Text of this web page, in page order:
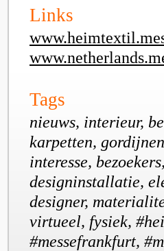
Links
Tags
nieuws, interieur,
karpetten,
interesse,
designinstallatie,
designer,
virtueel, fysiek,
#messefrankfurt,